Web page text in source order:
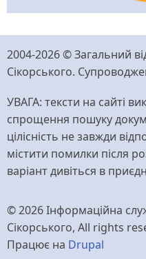
2004-2026 © Загальний
Сікорського.
УВАГА: тексти на сайті
спрощення пошуку
цілісність не завжди
містити помилки після
варіант дивіться в
© 2026 Інформаційна
Сікорського, All rights
Працює на Drupal